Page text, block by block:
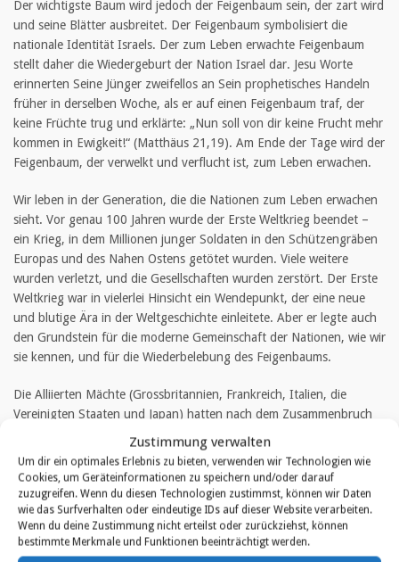
Zustimmung verwalten
Um dir ein optimales Erlebnis zu bieten, verwenden wir Technologien wie
Cookies, um Geräteinformationen zu speichern und/oder darauf
zuzugreifen. Wenn du diesen Technologien zustimmst, können wir Daten
wie das Surfverhalten oder eindeutige IDs auf dieser Website verarbeiten.
Wenn du deine Zustimmung nicht erteilst oder zurückziehst, können
bestimmte Merkmale und Funktionen beeinträchtigt werden.
Der wichtigste Baum wird jedoch der Feigenbaum sein, der zart wird
und seine Blätter ausbreitet. Der Feigenbaum symbolisiert die
nationale Identität Israels. Der zum Leben erwachte Feigenbaum
stellt daher die Wiedergeburt der Nation Israel dar. Jesu Worte
erinnerten Seine Jünger zweifellos an Sein prophetisches Handeln
früher in derselben Woche, als er auf einen Feigenbaum traf, der
keine Früchte trug und erklärte: „Nun soll von dir keine Frucht mehr
kommen in Ewigkeit!“ (Matthäus 21,19). Am Ende der Tage wird der
Feigenbaum, der verwelkt und verflucht ist, zum Leben erwachen.
Wir leben in der Generation, die die Nationen zum Leben erwachen
sieht. Vor genau 100 Jahren wurde der Erste Weltkrieg beendet –
ein Krieg, in dem Millionen junger Soldaten in den Schützengräben
Europas und des Nahen Ostens getötet wurden. Viele weitere
wurden verletzt, und die Gesellschaften wurden zerstört. Der Erste
Weltkrieg war in vielerlei Hinsicht ein Wendepunkt, der eine neue
und blutige Ära in der Weltgeschichte einleitete. Aber er legte auch
den Grundstein für die moderne Gemeinschaft der Nationen, wie wir
sie kennen, und für die Wiederbelebung des Feigenbaums.
Die Alliierten Mächte (Grossbritannien, Frankreich, Italien, die
Vereinigten Staaten und Japan) hatten nach dem Zusammenbruch
des österreichisch-ungarischen und türkischen Osmanischen Reiches
die Kontrolle über den gesamten Nahen Osten, Südeuropa und
Nordafrika übernommen. Auf der Pariser Friedenskonferenz
beschlossen sie, den Völkerbund zu gründen und den Nationen, die
unter ausländischer Besatzung standen, bei der Selbstbestimmung
zu helfen. Dies resultierte letztendlich im Verlaufe des zwanzigsten
Jahrhunderts in der Gründung der modernen Staaten, in Afrika mit